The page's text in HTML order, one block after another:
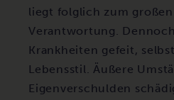
liegt folglich zum
Verantwortung.
Krankheiten gefeit,
Lebensstil. Äußere
Eigenverschulden